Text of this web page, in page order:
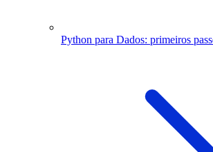
Python para Dados: primeiros